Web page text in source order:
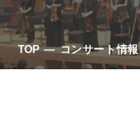
TOP コンサート情報